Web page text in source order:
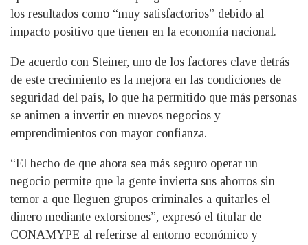
los resultados como “muy satisfactorios” debido al
impacto positivo que tienen en la economía nacional.
De acuerdo con Steiner, uno de los factores clave detrás
de este crecimiento es la mejora en las condiciones de
seguridad del país, lo que ha permitido que más personas
se animen a invertir en nuevos negocios y
emprendimientos con mayor confianza.
“El hecho de que ahora sea más seguro operar un
negocio permite que la gente invierta sus ahorros sin
temor a que lleguen grupos criminales a quitarles el
dinero mediante extorsiones”, expresó el titular de
CONAMYPE al referirse al entorno económico y